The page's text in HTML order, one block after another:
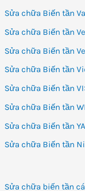
Sửa chữa Biến tần
Sửa chữa Biến tần
Sửa chữa Biến tần
Sửa chữa Biến tần
Sửa chữa Biến tần
Sửa chữa Biến tần
Sửa chữa Biến tần
Sửa chữa Biến tần
Sửa chữa biến tần